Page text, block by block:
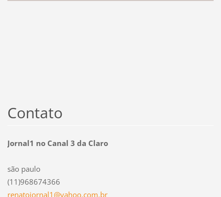
Contato
Jornal1 no Canal 3 da Claro
são paulo
(11)968674366
renatojornal1@yahoo.com.br